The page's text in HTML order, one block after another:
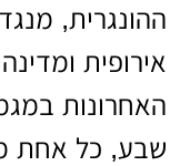
ההונגרית,
אירופית
האחרונות
שבע, כל אחת